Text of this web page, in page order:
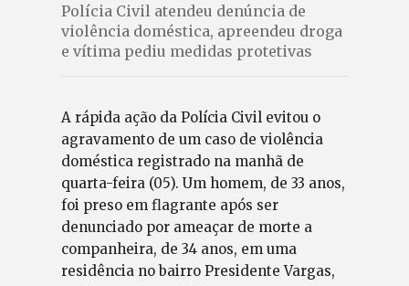
Polícia Civil atendeu denúncia de
violência doméstica, apreendeu droga
e vítima pediu medidas protetivas
A rápida ação da Polícia Civil evitou o
agravamento de um caso de violência
doméstica registrado na manhã de
quarta-feira (05). Um homem, de 33 anos,
foi preso em flagrante após ser
denunciado por ameaçar de morte a
companheira, de 34 anos, em uma
residência no bairro Presidente Vargas,